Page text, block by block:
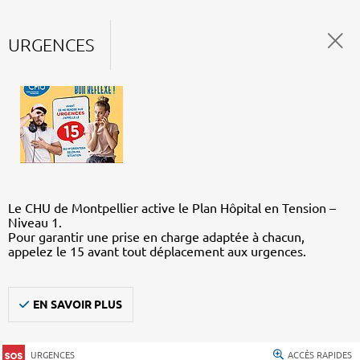
URGENCES
Le CHU de Montpellier active le Plan Hôpital en Tension –
Niveau 1.
Pour garantir une prise en charge adaptée à chacun,
appelez le 15 avant tout déplacement aux urgences.
EN SAVOIR PLUS
URGENCES ACCÈS RAPIDES